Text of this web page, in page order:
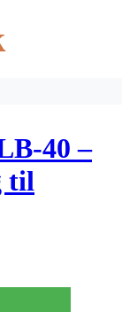
40 –
til